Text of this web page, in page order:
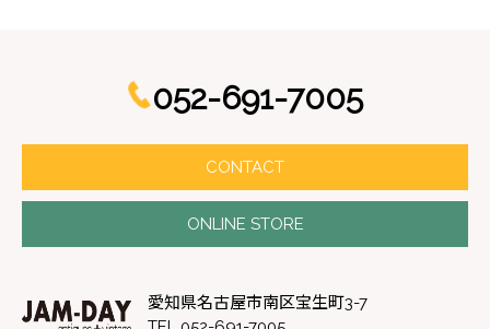
052-691-7005
CONTACT
ONLINE STORE
愛知県名古屋市南区宝生町3-7